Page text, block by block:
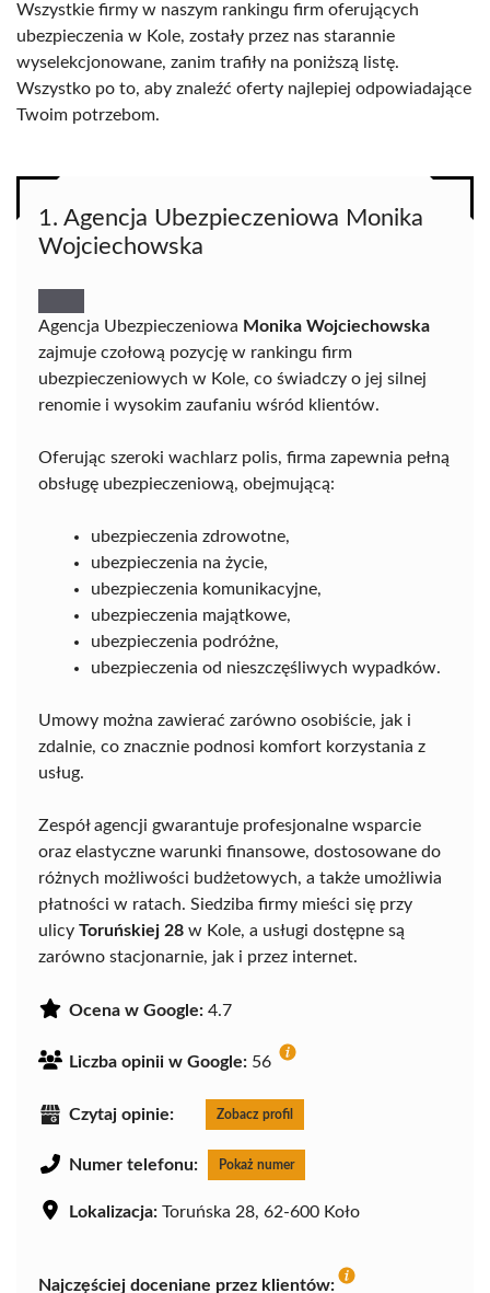
Wszystkie firmy w naszym rankingu firm oferujących
ubezpieczenia w Kole, zostały przez nas starannie
wyselekcjonowane, zanim trafiły na poniższą listę.
Wszystko po to, aby znaleźć oferty najlepiej odpowiadające
Twoim potrzebom.
1. Agencja Ubezpieczeniowa Monika
Wojciechowska
Agencja Ubezpieczeniowa Monika Wojciechowska
zajmuje czołową pozycję w rankingu firm
ubezpieczeniowych w Kole, co świadczy o jej silnej
renomie i wysokim zaufaniu wśród klientów.
Oferując szeroki wachlarz polis, firma zapewnia pełną
obsługę ubezpieczeniową, obejmującą:
ubezpieczenia zdrowotne,
ubezpieczenia na życie,
ubezpieczenia komunikacyjne,
ubezpieczenia majątkowe,
ubezpieczenia podróżne,
ubezpieczenia od nieszczęśliwych wypadków.
Umowy można zawierać zarówno osobiście, jak i
zdalnie, co znacznie podnosi komfort korzystania z
usług.
Zespół agencji gwarantuje profesjonalne wsparcie
oraz elastyczne warunki finansowe, dostosowane do
różnych możliwości budżetowych, a także umożliwia
płatności w ratach. Siedziba firmy mieści się przy
ulicy Toruńskiej 28 w Kole, a usługi dostępne są
zarówno stacjonarnie, jak i przez internet.
Ocena w Google: 4.7
Liczba opinii w Google: 56
Czytaj opinie: Zobacz profil
Numer telefonu: Pokaż numer
Lokalizacja: Toruńska 28, 62-600 Koło
Najczęściej doceniane przez klientów: